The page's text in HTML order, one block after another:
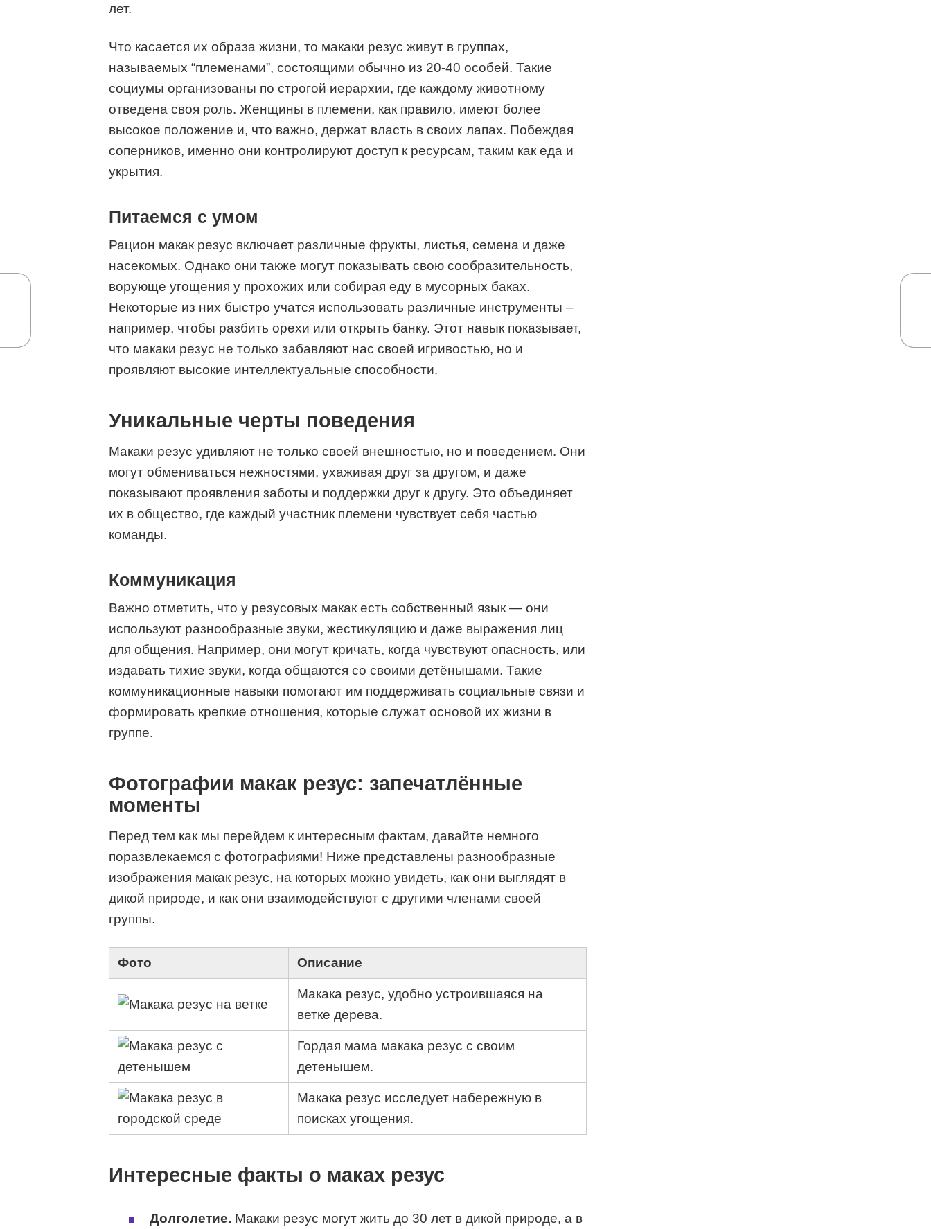
лет.
Что касается их образа жизни, то макаки резус живут в группах,
называемых “племенами”, состоящими обычно из 20-40 особей. Такие
социумы организованы по строгой иерархии, где каждому животному
отведена своя роль. Женщины в племени, как правило, имеют более
высокое положение и, что важно, держат власть в своих лапах. Побеждая
соперников, именно они контролируют доступ к ресурсам, таким как еда и
укрытия.
Питаемся с умом
Рацион макак резус включает различные фрукты, листья, семена и даже
насекомых. Однако они также могут показывать свою сообразительность,
ворующе угощения у прохожих или собирая еду в мусорных баках.
Некоторые из них быстро учатся использовать различные инструменты –
например, чтобы разбить орехи или открыть банку. Этот навык показывает,
что макаки резус не только забавляют нас своей игривостью, но и
проявляют высокие интеллектуальные способности.
Уникальные черты поведения
Макаки резус удивляют не только своей внешностью, но и поведением. Они
могут обмениваться нежностями, ухаживая друг за другом, и даже
показывают проявления заботы и поддержки друг к другу. Это объединяет
их в общество, где каждый участник племени чувствует себя частью
команды.
Коммуникация
Важно отметить, что у резусовых макак есть собственный язык — они
используют разнообразные звуки, жестикуляцию и даже выражения лиц
для общения. Например, они могут кричать, когда чувствуют опасность, или
издавать тихие звуки, когда общаются со своими детёнышами. Такие
коммуникационные навыки помогают им поддерживать социальные связи и
формировать крепкие отношения, которые служат основой их жизни в
группе.
Фотографии макак резус: запечатлённые
моменты
Перед тем как мы перейдем к интересным фактам, давайте немного
поразвлекаемся с фотографиями! Ниже представлены разнообразные
изображения макак резус, на которых можно увидеть, как они выглядят в
дикой природе, и как они взаимодействуют с другими членами своей
группы.
Фото Описание
Макака резус, удобно устроившаяся на
ветке дерева.
Гордая мама макака резус с своим
детенышем.
Макака резус исследует набережную в
поисках угощения.
Интересные факты о маках резус
Долголетие. Макаки резус могут жить до 30 лет в дикой природе, а в